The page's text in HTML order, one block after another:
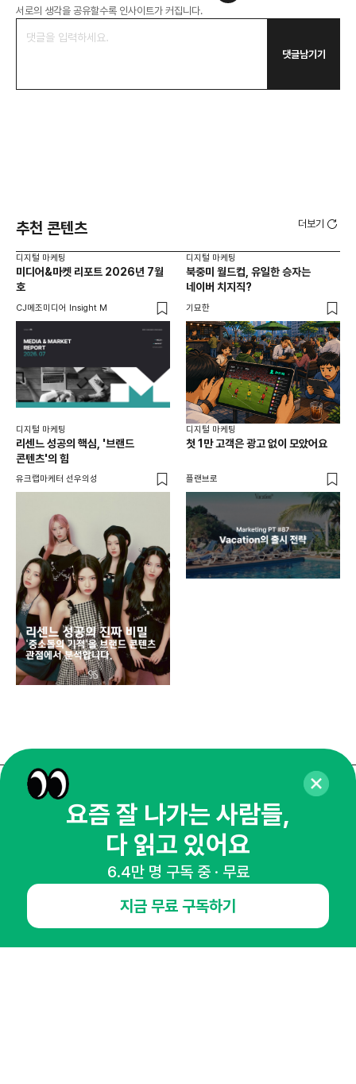
서로의 생각을 공유할수록 인사이트가 커집니다.
댓글남기기
추천 콘텐츠 더보기
디지털 마케팅
미디어&마켓 리포트 2026년 7월
호
CJ메조미디어 Insight M
디지털 마케팅
북중미 월드컵, 유일한 승자는
네이버 치지직?
기묘한
디지털 마케팅
리센느 성공의 핵심, '브랜드
콘텐츠'의 힘
유크랩마케터 선우의성
디지털 마케팅
첫 1만 고객은 광고 없이 모았어요
플랜브로
매주 화요일 아침,
마케팅 감각을 깨워 드릴게요!
65,043명의 마케터를 성장시키는 뉴스레터
요즘 잘 나가는 사람들,
다 읽고 있어요
6.4만 명 구독 중 · 무료
지금 무료 구독하기